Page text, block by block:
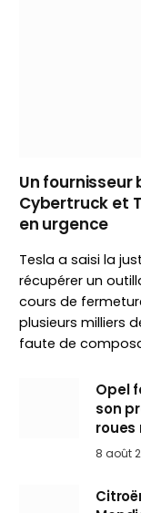
Un fournisseur
Cybertruck et
en urgence
Tesla a saisi la
récupérer un
cours de
plusieurs milliers
faute de
Opel
son
roues
8 août